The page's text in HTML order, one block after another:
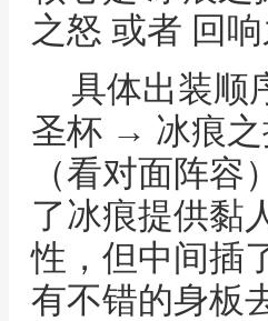
之怒 或者 回响
具体出装顺
圣杯 → 冰痕
（看对面阵
了冰痕提供黏
性，但中间插
有不错的身板